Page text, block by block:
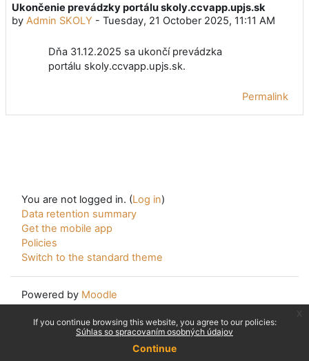
Ukončenie prevádzky portálu skoly.ccvapp.upjs.sk
by Admin SKOLY - Tuesday, 21 October 2025, 11:11 AM
Number of replies: 0
Dňa 31.12.2025 sa ukončí prevádzka
portálu skoly.ccvapp.upjs.sk.
Permalink
You are not logged in. (Log in)
Data retention summary
Get the mobile app
Policies
Switch to the standard theme
Powered by Moodle
If you continue browsing this website, you agree to our policies:
Súhlas so spracovaním osobných údajov
Continue